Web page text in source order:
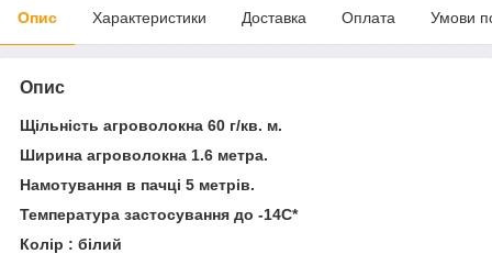
Опис Характеристики Доставка Оплата Умови
Опис
Щільність агроволокна 60 г/кв. м.
Ширина агроволокна 1.6 метра.
Намотування в пачці 5 метрів.
Температура застосування до -14С*
Колір : білий